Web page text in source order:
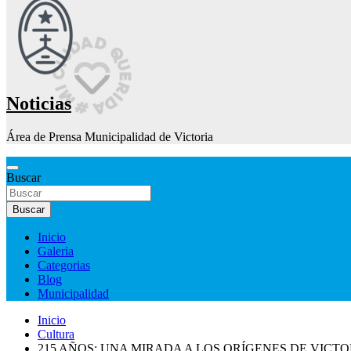
Noticias
Área de Prensa Municipalidad de Victoria
Buscar
Buscar
Inicio
Galeria
Categorias
Blog
Municipalidad
Inicio
Cultura
215 AÑOS: UNA MIRADA A LOS ORÍGENES DE